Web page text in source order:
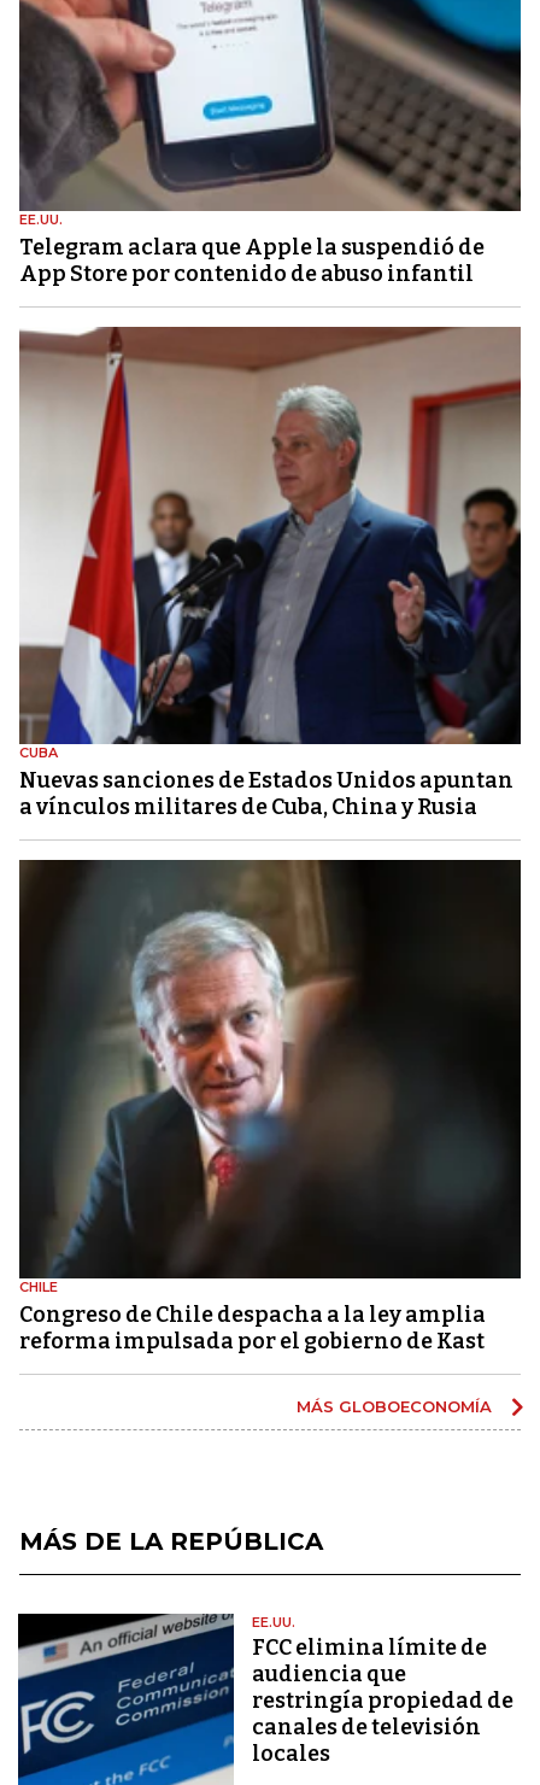
EE.UU.
Telegram aclara que Apple la suspendió de
App Store por contenido de abuso infantil
CUBA
Nuevas sanciones de Estados Unidos apuntan
a vínculos militares de Cuba, China y Rusia
CHILE
Congreso de Chile despacha a la ley amplia
reforma impulsada por el gobierno de Kast
MÁS GLOBOECONOMÍA
MÁS DE LA REPÚBLICA
EE.UU.
FCC elimina límite de
audiencia que
restringía propiedad de
canales de televisión
locales